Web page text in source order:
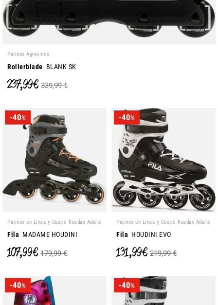
Patines Agresivos
Rollerblade BLANK SK
237,99 € 339,99 €
-40%
Patines en Linea y Cuatro Ruedas Adulto
Fila MADAME HOUDINI
107,99 € 179,99 €
-40%
Patines en Linea y Cuatro Ruedas Adulto
Fila HOUDINI EVO
131,99 € 219,99 €
-40% -40%